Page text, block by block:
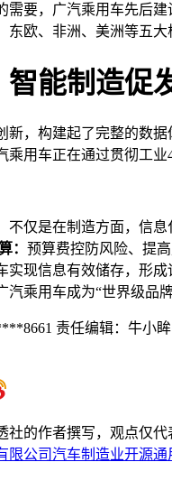
需要，广汽乘用车先后
东欧、非洲、美洲等五大
智能制造促
新，构建起了完整的数
乘用车正在通过贯彻工
不仅是在制造方面，信
： 预算费控防风险、提
实现信息有效储存，形
汽乘用车成为“世界级品
责任编辑：牛小眸
社的作者撰写，观点仅
限公司汽车制造业开源通